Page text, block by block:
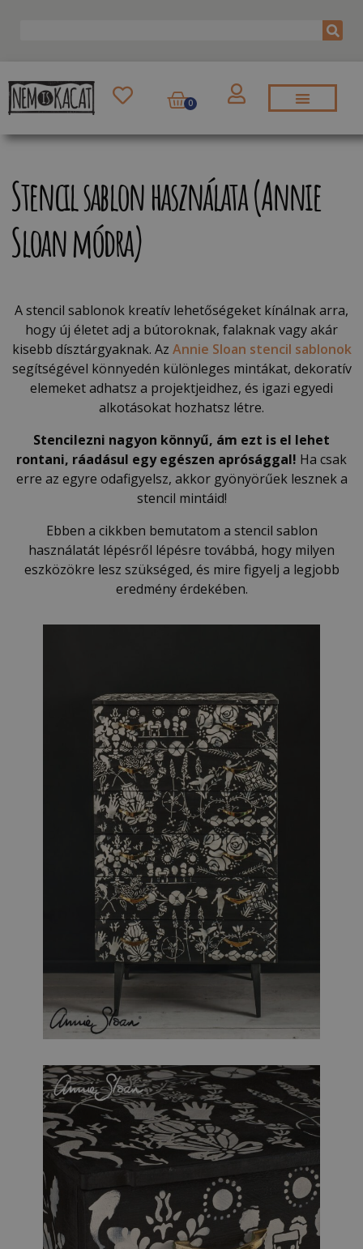
0
Stencil sablon használata (Annie
Sloan módra)
A stencil sablonok kreatív lehetőségeket kínálnak arra,
hogy új életet adj a bútoroknak, falaknak vagy akár
kisebb dísztárgyaknak. Az Annie Sloan stencil sablonok
segítségével könnyedén különleges mintákat, dekoratív
elemeket adhatsz a projektjeidhez, és igazi egyedi
alkotásokat hozhatsz létre.
Stencilezni nagyon könnyű, ám ezt is el lehet
rontani, ráadásul egy egészen aprósággal! Ha csak
erre az egyre odafigyelsz, akkor gyönyörűek lesznek a
stencil mintáid!
Ebben a cikkben bemutatom a stencil sablon
használatát lépésről lépésre továbbá, hogy milyen
eszközökre lesz szükséged, és mire figyelj a legjobb
eredmény érdekében.